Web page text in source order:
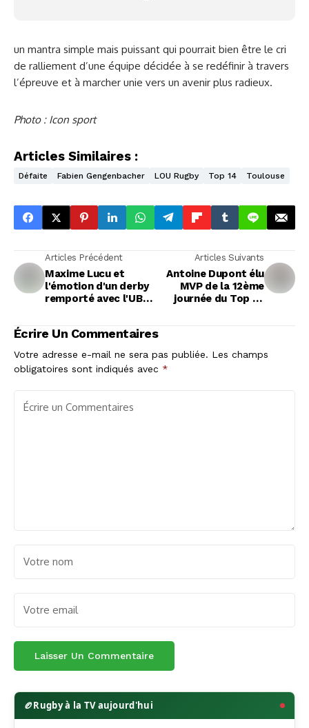
un mantra simple mais puissant qui pourrait bien être le cri
de ralliement d’une équipe décidée à se redéfinir à travers
l’épreuve et à marcher unie vers un avenir plus radieux.
Photo : Icon sport
Articles Similaires :
Défaite Fabien Gengenbacher LOU Rugby Top 14 Toulouse
Articles Précédent
Maxime Lucu et
l'émotion d'un derby
remporté avec l'UBB
Articles Suivants
Antoine Dupont élu
MVP de la 12ème
journée du Top 14
Écrire Un Commentaires
Votre adresse e-mail ne sera pas publiée. Les champs
obligatoires sont indiqués avec *
🏉Rugby à la TV aujourd'hui